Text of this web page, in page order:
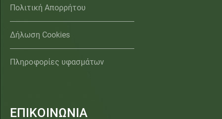
Πολιτική Απορρήτου
Δήλωση Cookies
Πληροφορίες υφασμάτων
ΕΠΙΚΟΙΝΩΝΙΑ